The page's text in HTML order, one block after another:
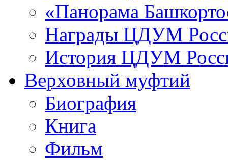
«Панорама
Награды ЦДУМ
История ЦДУМ
Верховный муфтий
Биография
Книга
Фильм